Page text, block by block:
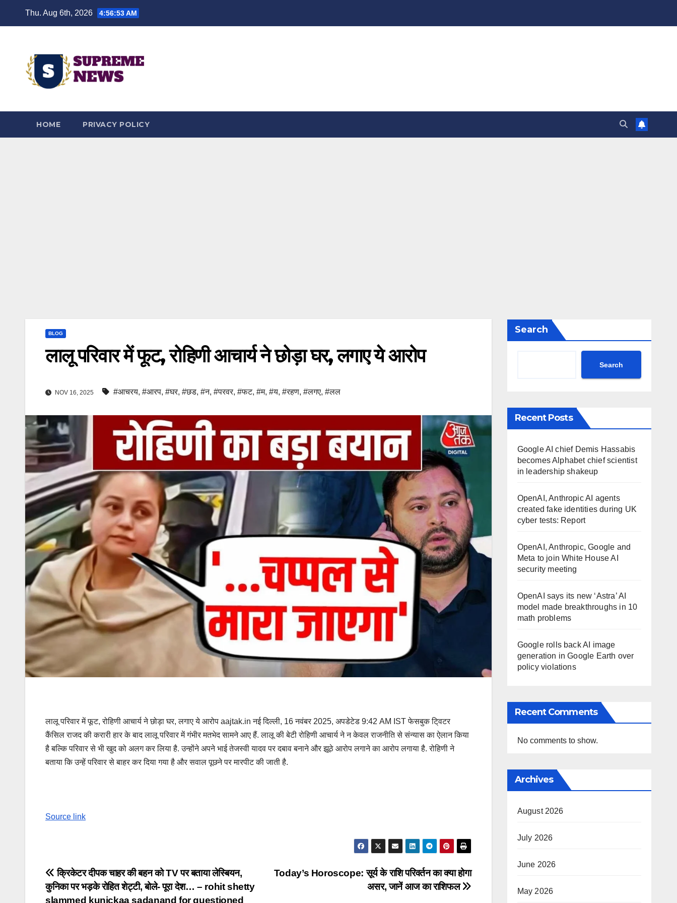
Thu. Aug 6th, 2026 4:56:54 AM
HOME PRIVACY POLICY
BLOG
लालू परिवार में फूट, रोहिणी आचार्य ने छोड़ा घर, लगाए ये आरोप
NOV 16, 2025 #आचरय, #आरप, #घर, #छड, #न, #परवर, #फट, #म, #य, #रहण, #लगए, #लल
लालू परिवार में फूट, रोहिणी आचार्य ने छोड़ा घर, लगाए ये आरोप aajtak.in नई दिल्ली, 16 नवंबर 2025, अपडेटेड 9:42 AM IST फेसबुक टि्वटर
कैंसिल राजद की करारी हार के बाद लालू परिवार में गंभीर मतभेद सामने आए हैं. लालू की बेटी रोहिणी आचार्य ने न केवल राजनीति से संन्यास का ऐलान किया
है बल्कि परिवार से भी खुद को अलग कर लिया है. उन्होंने अपने भाई तेजस्वी यादव पर दबाव बनाने और झूठे आरोप लगाने का आरोप लगाया है. रोहिणी ने
बताया कि उन्हें परिवार से बाहर कर दिया गया है और सवाल पूछने पर मारपीट की जाती है.
Source link
Post
navigation
Today’s Horoscope: सूर्य के राशि परिवर्तन का क्या होगा
असर, जानें आज का राशिफल
क्रिकेटर दीपक चाहर की बहन को TV पर बताया लेस्बियन,
कुनिका पर भड़के रोहित शेट्टी, बोले- पूरा देश… – rohit shetty
slammed kunickaa sadanand for questioned
Search
Search
Recent Posts
Google AI chief Demis Hassabis
becomes Alphabet chief scientist
in leadership shakeup
OpenAI, Anthropic AI agents
created fake identities during UK
cyber tests: Report
OpenAI, Anthropic, Google and
Meta to join White House AI
security meeting
OpenAI says its new ‘Astra’ AI
model made breakthroughs in 10
math problems
Google rolls back AI image
generation in Google Earth over
policy violations
Recent Comments
No comments to show.
Archives
August 2026
July 2026
June 2026
May 2026